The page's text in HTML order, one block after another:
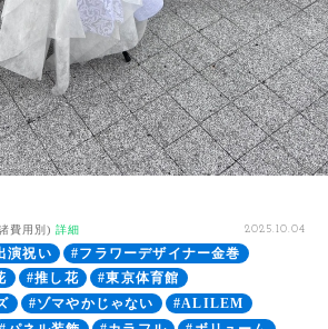
費用別) 詳細 2025.10.04
演祝い
#フラワーデザイナー金巻
#推し花
#東京体育館
#ゾマやかじゃない
#ALILEM